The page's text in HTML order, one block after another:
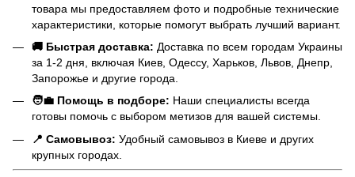
товара мы предоставляем фото и подробные технические
характеристики, которые помогут выбрать лучший вариант.
🚚 Быстрая доставка: Доставка по всем городам Украины
за 1-2 дня, включая Киев, Одессу, Харьков, Львов, Днепр,
Запорожье и другие города.
🧑‍💼 Помощь в подборе: Наши специалисты всегда
готовы помочь с выбором метизов для вашей системы.
📍 Самовывоз: Удобный самовывоз в Киеве и других
крупных городах.